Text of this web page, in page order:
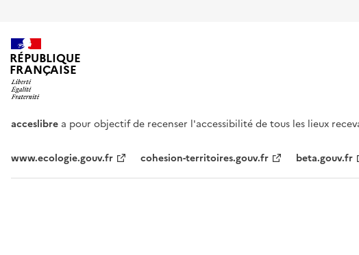
RÉPUBLIQUE
FRANÇAISE
acceslibre a pour objectif de recenser l'accessibilité de tous les lieux
www.ecologie.gouv.fr cohesion-territoires.gouv.fr beta.gouv.fr